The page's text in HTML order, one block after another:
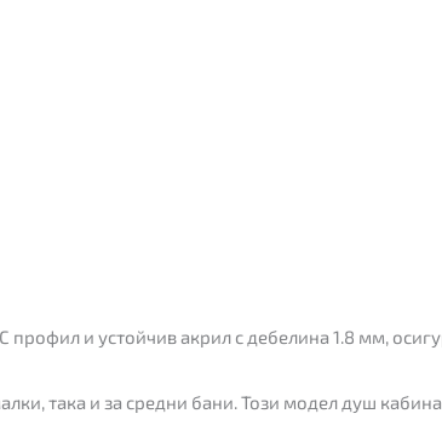
профил и устойчив акрил с дебелина 1.8 мм,
така и за средни бани. Този модел душ